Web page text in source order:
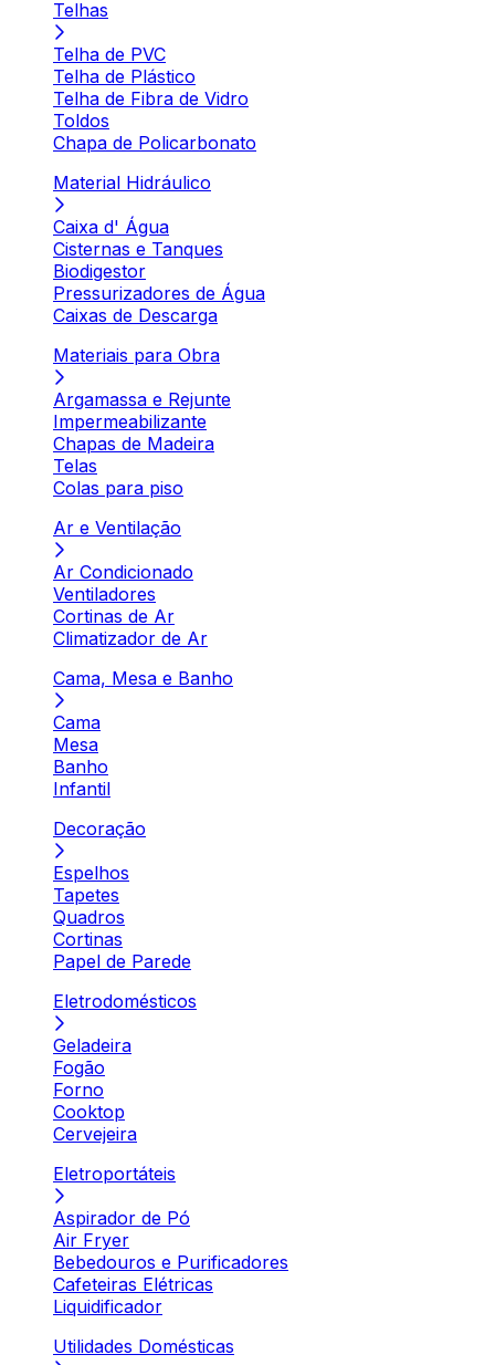
Telhas
Telha de PVC
Telha de Plástico
Telha de Fibra de Vidro
Toldos
Chapa de Policarbonato
Material Hidráulico
Caixa d' Água
Cisternas e Tanques
Biodigestor
Pressurizadores de Água
Caixas de Descarga
Materiais para Obra
Argamassa e Rejunte
Impermeabilizante
Chapas de Madeira
Telas
Colas para piso
Ar e Ventilação
Ar Condicionado
Ventiladores
Cortinas de Ar
Climatizador de Ar
Cama, Mesa e Banho
Cama
Mesa
Banho
Infantil
Decoração
Espelhos
Tapetes
Quadros
Cortinas
Papel de Parede
Eletrodomésticos
Geladeira
Fogão
Forno
Cooktop
Cervejeira
Eletroportáteis
Aspirador de Pó
Air Fryer
Bebedouros e Purificadores
Cafeteiras Elétricas
Liquidificador
Utilidades Domésticas